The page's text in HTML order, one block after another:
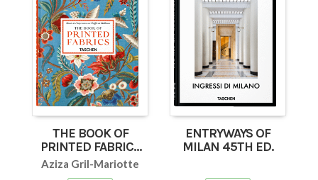
THE BOOK OF
PRINTED FABRICS
45TH ED.
Aziza Gril-Mariotte
ENTRYWAYS OF
MILAN 45TH ED.